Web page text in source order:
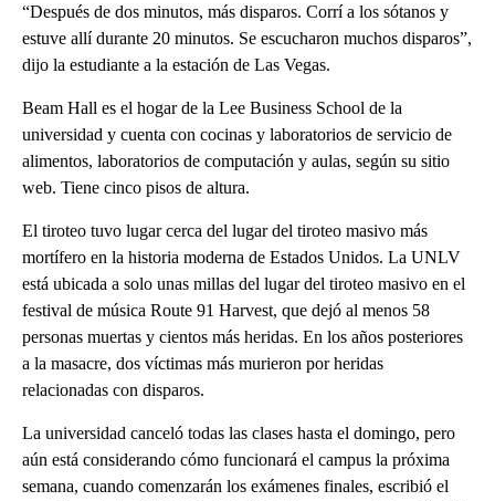
“Después de dos minutos, más disparos. Corrí a los sótanos y
estuve allí durante 20 minutos. Se escucharon muchos disparos”,
dijo la estudiante a la estación de Las Vegas.
Beam Hall es el hogar de la Lee Business School de la
universidad y cuenta con cocinas y laboratorios de servicio de
alimentos, laboratorios de computación y aulas, según su sitio
web. Tiene cinco pisos de altura.
El tiroteo tuvo lugar cerca del lugar del tiroteo masivo más
mortífero en la historia moderna de Estados Unidos. La UNLV
está ubicada a solo unas millas del lugar del tiroteo masivo en el
festival de música Route 91 Harvest, que dejó al menos 58
personas muertas y cientos más heridas. En los años posteriores
a la masacre, dos víctimas más murieron por heridas
relacionadas con disparos.
La universidad canceló todas las clases hasta el domingo, pero
aún está considerando cómo funcionará el campus la próxima
semana, cuando comenzarán los exámenes finales, escribió el